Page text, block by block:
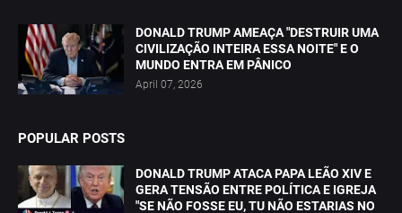
DONALD TRUMP AMEAÇA "DESTRUIR UMA
CIVILIZAÇÃO INTEIRA ESSA NOITE" E O
MUNDO ENTRA EM PÂNICO
April 07, 2026
POPULAR POSTS
DONALD TRUMP ATACA PAPA LEÃO XIV E
GERA TENSÃO ENTRE POLÍTICA E IGREJA
"SE NÃO FOSSE EU, TU NÃO ESTARIAS NO